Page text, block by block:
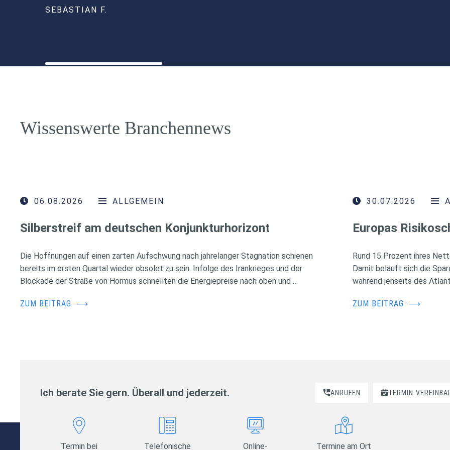
SEBASTIAN F.
Wissenswerte Branchennews
06.08.2026 ALLGEMEIN
Silberstreif am deutschen Konjunkturhorizont
Die Hoffnungen auf einen zarten Aufschwung nach jahrelanger Stagnation schienen
bereits im ersten Quartal wieder obsolet zu sein. Infolge des Irankrieges und der
Blockade der Straße von Hormus schnellten die Energiepreise nach oben und …
ZUM BEITRAG ⟶
30.07.2026
Europas
Rund 15 Prozent ihres
Damit beläuft sich die
während jenseits des
ZUM BEITRAG ⟶
Ich berate Sie gern. Überall und jederzeit. ANRUFEN TERMIN
Termin bei Telefonische Online- Termine am Ort